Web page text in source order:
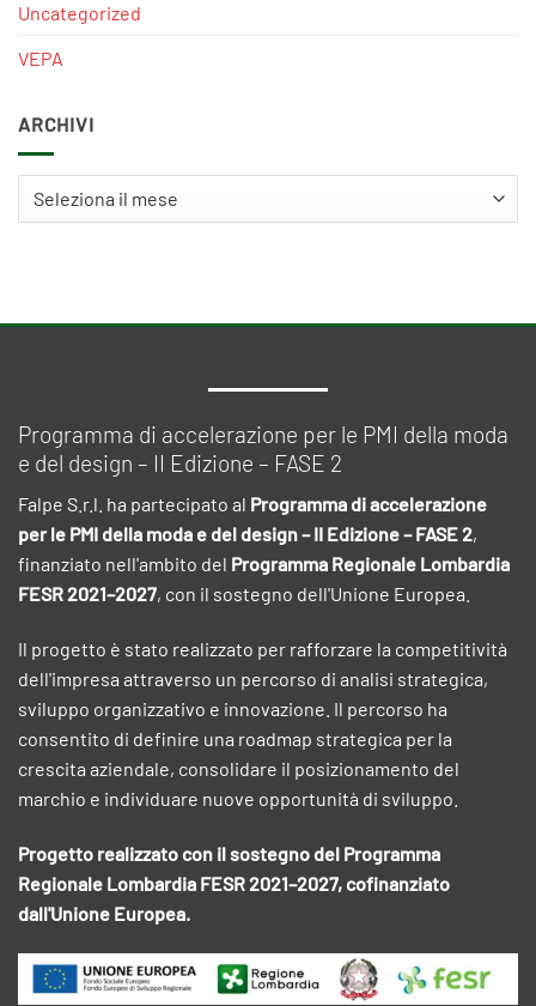
Uncategorized
VEPA
ARCHIVI
Programma di accelerazione per le PMI della moda
e del design – II Edizione – FASE 2
Falpe S.r.l. ha partecipato al Programma di accelerazione
per le PMI della moda e del design – II Edizione – FASE 2,
finanziato nell'ambito del Programma Regionale Lombardia
FESR 2021–2027, con il sostegno dell'Unione Europea.
Il progetto è stato realizzato per rafforzare la competitività
dell'impresa attraverso un percorso di analisi strategica,
sviluppo organizzativo e innovazione. Il percorso ha
consentito di definire una roadmap strategica per la
crescita aziendale, consolidare il posizionamento del
marchio e individuare nuove opportunità di sviluppo.
Progetto realizzato con il sostegno del Programma
Regionale Lombardia FESR 2021–2027, cofinanziato
dall'Unione Europea.